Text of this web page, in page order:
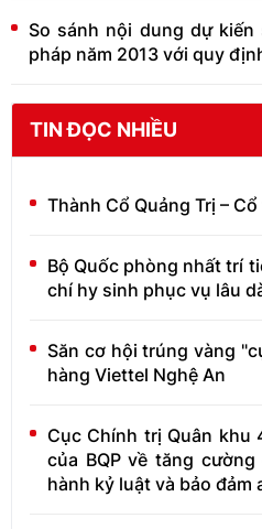
So sánh nội dung dự
pháp năm 2013 với quy
TIN ĐỌC NHIỀU
Thành Cổ Quảng Trị –
Bộ Quốc phòng nhất trí
chí hy sinh phục vụ lâu
Săn cơ hội trúng vàng
hàng Viettel Nghệ An
Cục Chính trị Quân khu
của BQP về tăng
hành kỷ luật và bảo đảm